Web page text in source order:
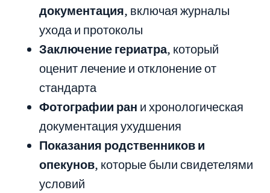
документация, включая журналы
ухода и протоколы
Заключение гериатра, который
оценит лечение и отклонение от
стандарта
Фотографии ран и хронологическая
документация ухудшения
Показания родственников и
опекунов, которые были свидетелями
условий